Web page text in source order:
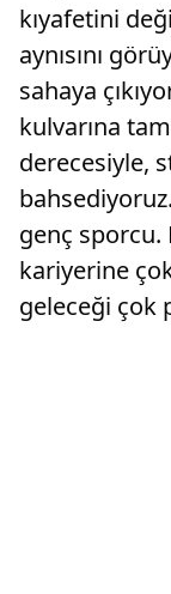
kıyafetini
aynısını
sahaya
kulvarına
derecesiyle,
genç sporcu.
kariyerine
geleceği çok